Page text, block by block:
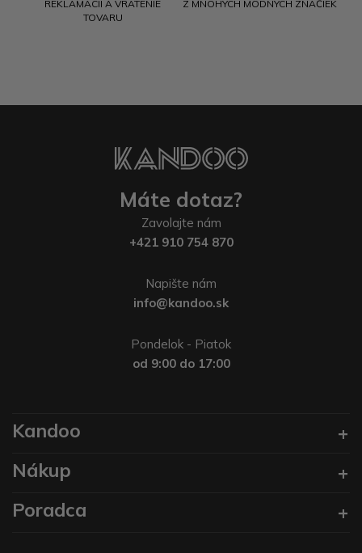
REKLAMÁCIÍ A VRÁTENIE
TOVARU
Z MNOHÝCH MÓDNYCH ZNAČIEK
Máte dotaz?
Zavolajte nám
+421 910 754 870
Napište nám
info@kandoo.sk
Pondelok - Piatok
od 9:00 do 17:00
Kandoo
Nákup
Poradca